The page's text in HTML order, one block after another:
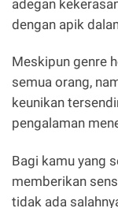
adegan
dengan apik
Meskipun genre
semua orang,
keunikan
pengalaman
Bagi kamu yang
memberikan
tidak ada